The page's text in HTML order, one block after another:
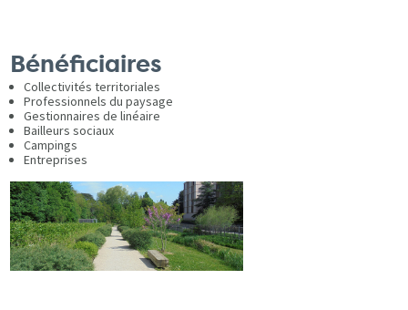
Bénéficiaires
Collectivités territoriales
Professionnels du paysage
Gestionnaires de linéaire
Bailleurs sociaux
Campings
Entreprises